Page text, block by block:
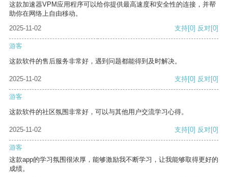
这款加速器VPM应用程序可以给你提供最高速度和安全性的连接，并帮
助你在网络上自由移动。
2025-11-02
支持[0] 反对[0]
游客
这款软件的售后服务非常好，遇到问题都能得到及时解决。
2025-11-02 支持[0] 反对[0]
游客
这款软件的社区氛围非常好，可以与其他用户交流学习心得。
2025-11-02 支持[0] 反对[0]
游客
这款app的学习氛围很浓厚，能够激励我不断学习，让我能够取得更好的
成绩。